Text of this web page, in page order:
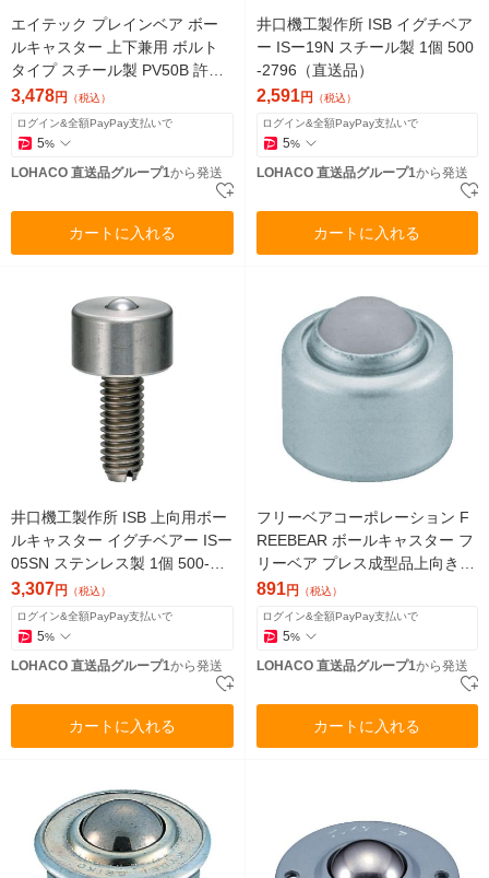
エイテック プレインベア ボー
ルキャスター 上下兼用 ボルト
タイプ スチール製 PV50B 許容
荷重110kg 1個 856-0298（直送
品）
3,478円 （税込）
ログイン&全額PayPay支払いで
5%
LOHACO 直送品グループ1から発送
カートに入れる
井口機工製作所 ISB イグチベア
ー ISー19N スチール製 1個 500
-2796（直送品）
2,591円 （税込）
ログイン&全額PayPay支払いで
5%
LOHACO 直送品グループ1から発送
カートに入れる
井口機工製作所 ISB 上向用ボー
ルキャスター イグチベアー ISー
05SN ステンレス製 1個 500-26
81（直送品）
3,307円 （税込）
ログイン&全額PayPay支払いで
5%
LOHACO 直送品グループ1から発送
カートに入れる
フリーベアコーポレーション F
REEBEAR ボールキャスター フ
リーベア プレス成型品上向き用
メインボール樹脂製 Pー5S 1個
（直送品）
891円 （税込）
ログイン&全額PayPay支払いで
5%
LOHACO 直送品グループ1から発送
カートに入れる